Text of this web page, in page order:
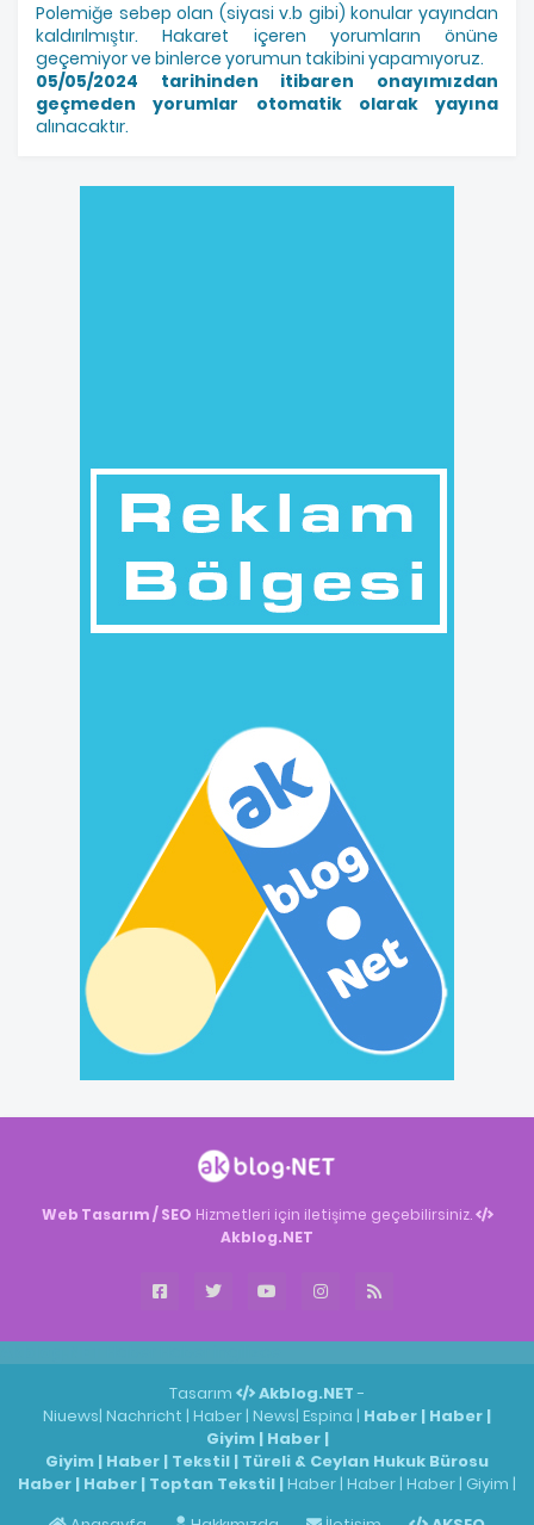
Polemiğe sebep olan (siyasi v.b gibi) konular yayından
kaldırılmıştır. Hakaret içeren yorumların önüne
geçemiyor ve binlerce yorumun takibini yapamıyoruz.
05/05/2024 tarihinden itibaren onayımızdan
geçmeden yorumlar otomatik olarak yayına
alınacaktır.
Web Tasarım / SEO Hizmetleri için iletişime geçebilirsiniz.
Akblog.NET
Tasarım Akblog.NET -
Niuews| Nachricht | Haber | News| Espina | Haber | Haber |
Giyim| Haber|
Giyim | Haber | Tekstil | Türeli & Ceylan Hukuk Bürosu
Haber | Haber | Toptan Tekstil | Haber | Haber | Haber | Giyim |